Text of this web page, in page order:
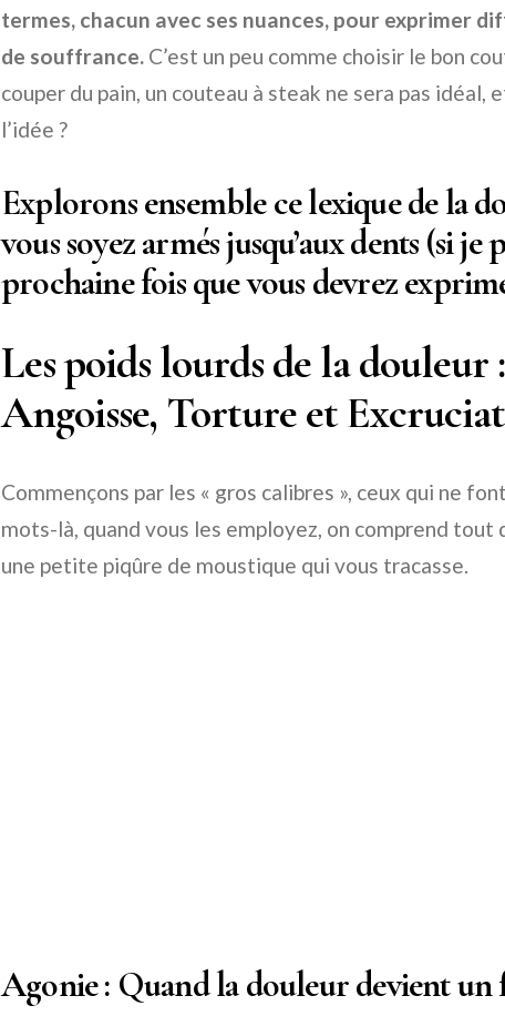
termes, chacun avec ses nuances, pour exprimer
de souffrance. C’est un peu comme choisir le bon
couper du pain, un couteau à steak ne sera pas idéal,
l’idée ?
Explorons ensemble ce lexique de la
vous soyez armés jusqu’aux dents (si je
prochaine fois que vous devrez
Les poids lourds de la douleur
Angoisse, Torture et
Commençons par les « gros calibres », ceux qui ne
mots-là, quand vous les employez, on comprend tout
une petite piqûre de moustique qui vous tracasse.
Agonie : Quand la douleur devient